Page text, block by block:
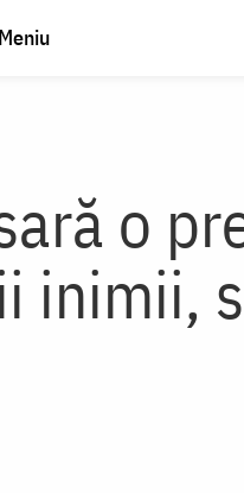
Meniu
o
inimii,